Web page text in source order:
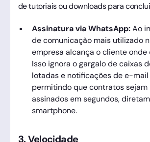
de tutoriais ou downloads para
Assinatura via WhatsApp:Ao
de comunicação mais utilizado
empresa alcança o cliente onde
Isso ignora o gargalo de caixas
lotadas e notificações de e-
permitindo que contratos sejam
assinados em segundos,
smartphone.
3. Velocidade